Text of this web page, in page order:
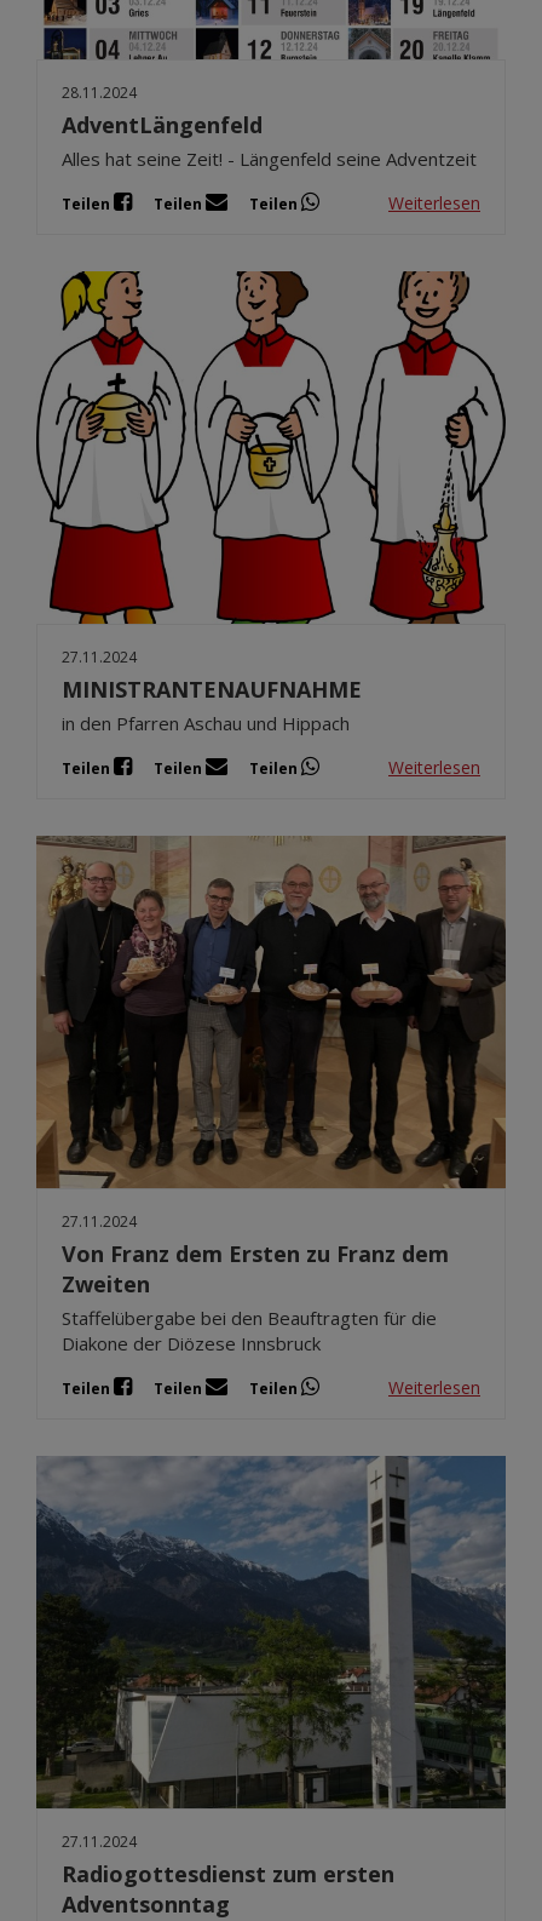
28.11.2024
AdventLängenfeld
Alles hat seine Zeit! - Längenfeld seine Adventzeit
Teilen Teilen Teilen Weiterlesen
27.11.2024
MINISTRANTENAUFNAHME
in den Pfarren Aschau und Hippach
Teilen Teilen Teilen Weiterlesen
27.11.2024
Von Franz dem Ersten zu Franz dem
Zweiten
Staffelübergabe bei den Beauftragten für die
Diakone der Diözese Innsbruck
Teilen Teilen Teilen Weiterlesen
27.11.2024
Radiogottesdienst zum ersten
Adventsonntag